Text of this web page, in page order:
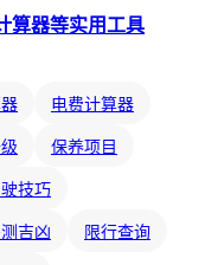
电费计算器
保养项目
技巧
吉凶 限行查询